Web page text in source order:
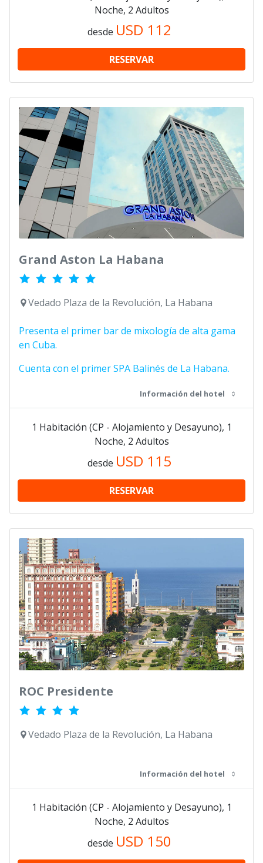
Noche, 2 Adultos
desde USD 112
RESERVAR
Grand Aston La Habana
Vedado Plaza de la Revolución, La Habana
Presenta el primer bar de mixología de alta gama
en Cuba.
Cuenta con el primer SPA Balinés de La Habana.
Información del hotel
1 Habitación (CP - Alojamiento y Desayuno), 1
Noche, 2 Adultos
desde USD 115
RESERVAR
ROC Presidente
Vedado Plaza de la Revolución, La Habana
Información del hotel
1 Habitación (CP - Alojamiento y Desayuno), 1
Noche, 2 Adultos
desde USD 150